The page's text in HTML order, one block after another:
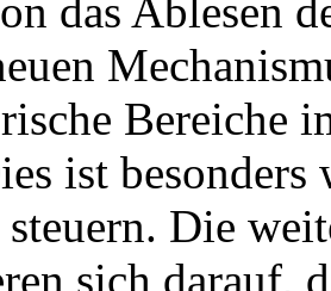
das Ablesen
Bereiche
ist
Die
sich darauf,